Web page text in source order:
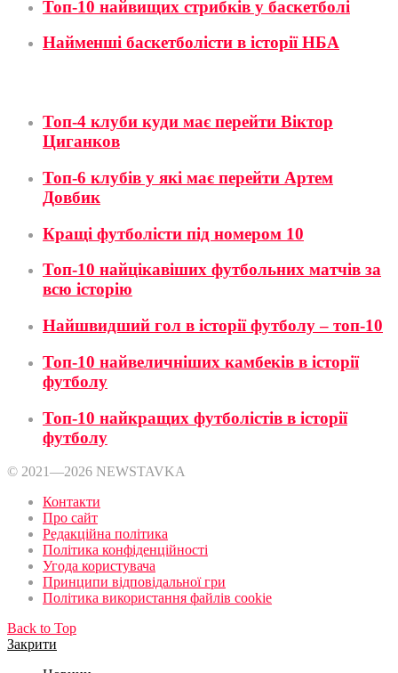
Топ-10 найвищих стрибків у баскетболі
Найменші баскетболісти в історії НБА
Топ-4 клуби куди має перейти Віктор
Циганков
Топ-6 клубів у які має перейти Артем
Довбик
Кращі футболісти під номером 10
Топ-10 найцікавіших футбольних матчів за
всю історію
Найшвидший гол в історії футболу – топ-10
Топ-10 найвеличніших камбеків в історії
футболу
Топ-10 найкращих футболістів в історії
футболу
© 2021—2026 NEWSTAVKA
Контакти
Про сайт
Редакційна політика
Політика конфіденційності
Угода користувача
Принципи відповідальної гри
Політика використання файлів cookie
Back to Top
Закрити